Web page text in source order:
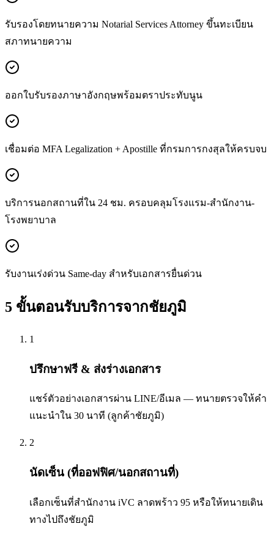
รับรองโดยทนายความ Notarial Services Attorney ขึ้นทะเบียน
สภาทนายความ
ออกใบรับรองภาษาอังกฤษพร้อมตราประทับนูน
เชื่อมต่อ MFA Legalization + Apostille ที่กรมการกงสุลให้ครบจบ
บริการนอกสถานที่ใน 24 ชม. ครอบคลุมโรงแรม-สำนักงาน-
โรงพยาบาล
รับงานเร่งด่วน Same-day สำหรับเอกสารยื่นด่วน
5 ขั้นตอนรับบริการจากชัยภูมิ
1
ปรึกษาฟรี & ส่งร่างเอกสาร
แชร์ตัวอย่างเอกสารผ่าน LINE/อีเมล — ทนายตรวจให้คำ
แนะนำใน 30 นาที (ลูกค้าชัยภูมิ)
2
นัดเซ็น (ที่ออฟฟิศ/นอกสถานที่)
เลือกเซ็นที่สำนักงาน iVC ลาดพร้าว 95 หรือให้ทนายเดิน
ทางไปถึงชัยภูมิ